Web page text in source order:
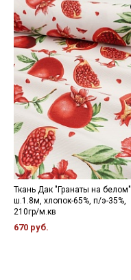
Ткань Дак "Гранаты на белом",
ш.1.8м, хлопок-65%, п/э-35%,
210гр/м.кв
670 руб.